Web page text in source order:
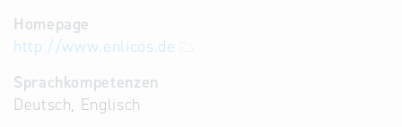
Homepage
http://www.enlicos.de
Sprachkompetenzen
Deutsch, Englisch